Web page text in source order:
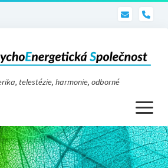
telestézie, harmonie, odborné
otevřít
menu